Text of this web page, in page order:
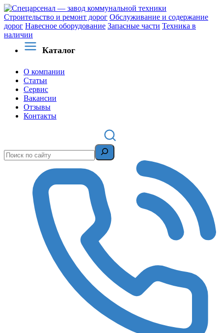
Строительство и ремонт дорог Обслуживание и содержание
дорог Навесное оборудование Запасные части Техника в
наличии
Каталог
О компании
Статьи
Сервис
Вакансии
Отзывы
Контакты